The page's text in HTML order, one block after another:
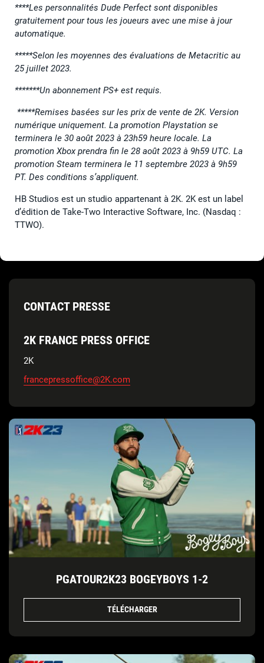
****Les personnalités Dude Perfect sont disponibles
gratuitement pour tous les joueurs avec une mise à jour
automatique.
*****Selon les moyennes des évaluations de Metacritic au
25 juillet 2023.
*******Un abonnement PS+ est requis.
*****Remises basées sur les prix de vente de 2K. Version
numérique uniquement. La promotion Playstation se
terminera le 30 août 2023 à 23h59 heure locale. La
promotion Xbox prendra fin le 28 août 2023 à 9h59 UTC. La
promotion Steam terminera le 11 septembre 2023 à 9h59
PT. Des conditions s’appliquent.
HB Studios est un studio appartenant à 2K. 2K est un label
d’édition de Take-Two Interactive Software, Inc. (Nasdaq :
TTWO).
CONTACT PRESSE
2K FRANCE PRESS OFFICE
2K
francepressoffice@2K.com
PGATOUR2K23 BOGEYBOYS 1-2
TÉLÉCHARGER